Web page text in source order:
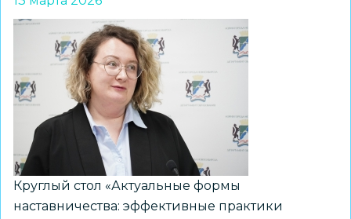
Школу
наставников
и
на
региональную
конференцию
Круглый стол «Актуальные формы
наставничества: эффективные практики